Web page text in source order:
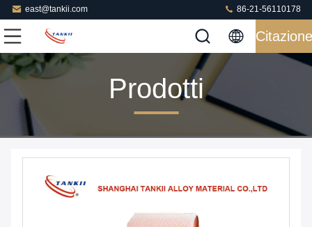
east@tankii.com 86-21-56110178
Citazione
Prodotti